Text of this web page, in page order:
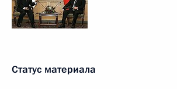
Статус материала